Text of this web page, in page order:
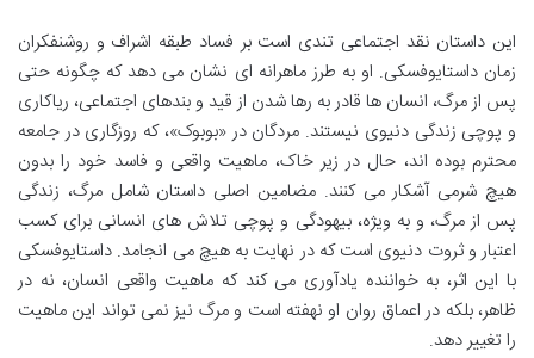
این داستان نقد اجتماعی تندی است بر فساد طبقه اشراف و روشنفکران
زمان داستایوفسکی. او به طرز ماهرانه ای نشان می دهد که چگونه حتی
پس از مرگ، انسان ها قادر به رها شدن از قید و بندهای اجتماعی، ریاکاری
و پوچی زندگی دنیوی نیستند. مردگان در «بوبوک»، که روزگاری در جامعه
محترم بوده اند، حال در زیر خاک، ماهیت واقعی و فاسد خود را بدون
هیچ شرمی آشکار می کنند. مضامین اصلی داستان شامل مرگ، زندگی
پس از مرگ، و به ویژه، بیهودگی و پوچی تلاش های انسانی برای کسب
اعتبار و ثروت دنیوی است که در نهایت به هیچ می انجامد. داستایوفسکی
با این اثر، به خواننده یادآوری می کند که ماهیت واقعی انسان، نه در
ظاهر، بلکه در اعماق روان او نهفته است و مرگ نیز نمی تواند این ماهیت
را تغییر دهد.